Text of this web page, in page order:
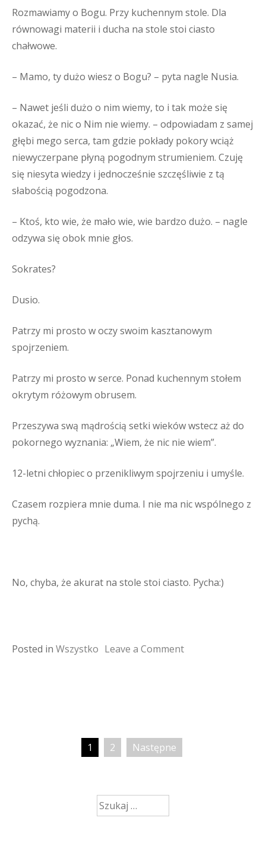
Rozmawiamy o Bogu. Przy kuchennym stole. Dla
równowagi materii i ducha na stole stoi ciasto
chałwowe.
– Mamo, ty dużo wiesz o Bogu? – pyta nagle Nusia.
– Nawet jeśli dużo o nim wiemy, to i tak może się
okazać, że nic o Nim nie wiemy. – odpowiadam z samej
głębi mego serca, tam gdzie pokłady pokory wciąż
niewyczerpane płyną pogodnym strumieniem. Czuję
się niesyta wiedzy i jednocześnie szczęśliwie z tą
słabością pogodzona.
– Ktoś, kto wie, że mało wie, wie bardzo dużo. – nagle
odzywa się obok mnie głos.
Sokrates?
Dusio.
Patrzy mi prosto w oczy swoim kasztanowym
spojrzeniem.
Patrzy mi prosto w serce. Ponad kuchennym stołem
okrytym różowym obrusem.
Przeszywa swą mądrością setki wieków wstecz aż do
pokornego wyznania: „Wiem, że nic nie wiem”.
12-letni chłopiec o przenikliwym spojrzeniu i umyśle.
Czasem rozpiera mnie duma. I nie ma nic wspólnego z
pychą.
No, chyba, że akurat na stole stoi ciasto. Pycha:)
Posted in Wszystko Leave a Commenton
Stronicowanie1 2 Następne
Szukaj: